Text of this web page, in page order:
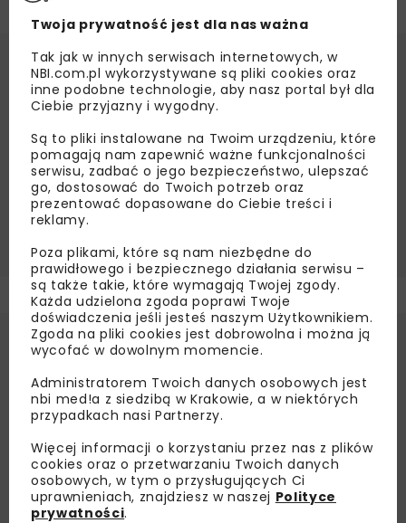
Źródło:Ministerstwo Infrastruktury,
www.gov.pl/web/infrastruktura/
DROGI
FALA WEZBRANIOWA
INFRASTRUKTURA DROGOWA
INFRASTRUKTURA KOLEJOWA
KOLEJ
MINISTERSTWO INFRASTRUKTURY
MOST GŁUCHOŁAZY
Twoja prywatność jest dla nas ważna
Tak jak w innych serwisach internetowych, w
NBI.com.pl wykorzystywane są pliki cookies oraz
inne podobne technologie, aby nasz portal był dla
Ciebie przyjazny i wygodny.
Są to pliki instalowane na Twoim urządzeniu, które
pomagają nam zapewnić ważne funkcjonalności
serwisu, zadbać o jego bezpieczeństwo, ulepszać
go, dostosować do Twoich potrzeb oraz
prezentować dopasowane do Ciebie treści i
reklamy.
Poza plikami, które są nam niezbędne do
prawidłowego i bezpiecznego działania serwisu –
są także takie, które wymagają Twojej zgody.
Każda udzielona zgoda poprawi Twoje
doświadczenia jeśli jesteś naszym Użytkownikiem.
Zgoda na pliki cookies jest dobrowolna i można ją
wycofać w dowolnym momencie.
Administratorem Twoich danych osobowych jest
nbi med!a z siedzibą w Krakowie, a w niektórych
przypadkach nasi Partnerzy.
Więcej informacji o korzystaniu przez nas z plików
cookies oraz o przetwarzaniu Twoich danych
osobowych, w tym o przysługujących Ci
uprawnieniach, znajdziesz w naszej Polityce
prywatności.